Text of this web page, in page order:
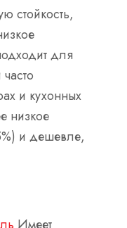
стойкость,
для
и кухонных
низкое
и дешевле,